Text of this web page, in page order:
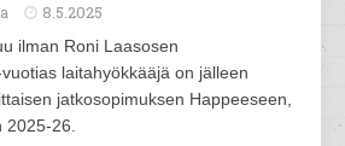
8.5.2025
ilman Roni Laasosen
laitahyökkääjä on jälleen
jatkosopimuksen Happeeseen,
26.